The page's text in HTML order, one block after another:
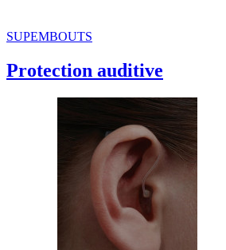
SUPEMBOUTS
Protection auditive